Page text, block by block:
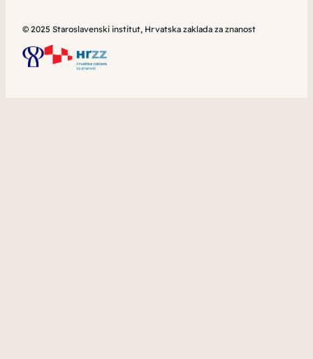
© 2025 Staroslavenski institut, Hrvatska zaklada za znanost